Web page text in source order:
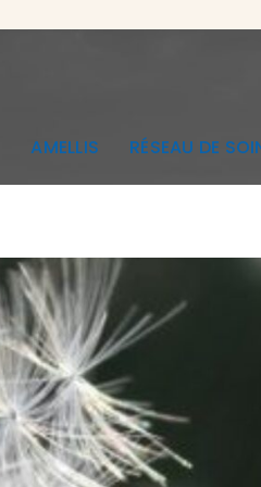
AMELLIS RÉSEAU DE